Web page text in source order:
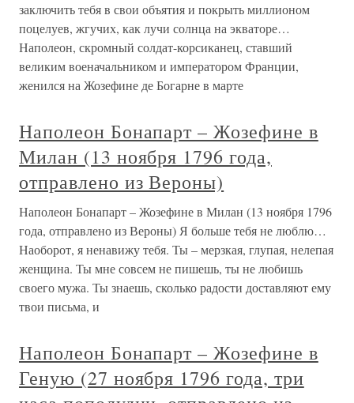
заключить тебя в свои объятия и покрыть миллионом
поцелуев, жгучих, как лучи солнца на экваторе…
Наполеон, скромный солдат-корсиканец, ставший
великим военачальником и императором Франции,
женился на Жозефине де Богарне в марте
Наполеон Бонапарт – Жозефине в
Милан (13 ноября 1796 года,
отправлено из Вероны)
Наполеон Бонапарт – Жозефине в Милан (13 ноября 1796
года, отправлено из Вероны) Я больше тебя не люблю…
Наоборот, я ненавижу тебя. Ты – мерзкая, глупая, нелепая
женщина. Ты мне совсем не пишешь, ты не любишь
своего мужа. Ты знаешь, сколько радости доставляют ему
твои письма, и
Наполеон Бонапарт – Жозефине в
Геную (27 ноября 1796 года, три